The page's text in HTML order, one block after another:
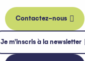
Contactez-nous
Je m'inscris à la newsletter